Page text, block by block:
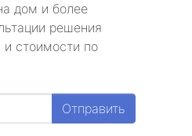
дом и более
решения
стоимости по
Отправить